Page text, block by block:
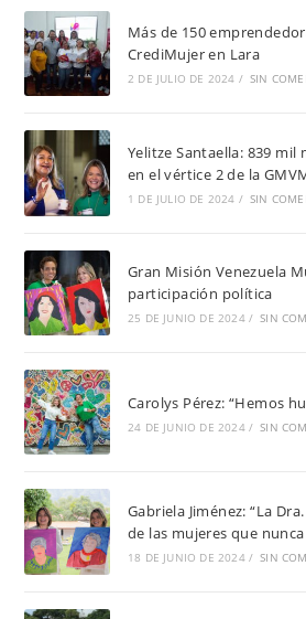
Más de 150
CrediMujer en Lara
2 DE JULIO DE 2024 / SIN
Yelitze Santaella: 839
en el vértice 2 de la
1 DE JULIO DE 2024 / SIN
Gran Misión Venezuela
participación política
25 DE JUNIO DE 2024 / SIN
Carolys Pérez: “Hemos
24 DE JUNIO DE 2024 / SIN
Gabriela Jiménez: “La
de las mujeres que nunca
18 DE JUNIO DE 2024 / SIN